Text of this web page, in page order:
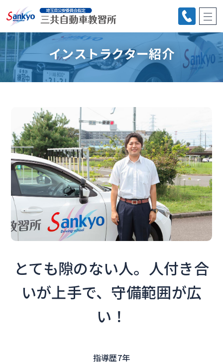
インストラクター紹介
とても隙のない人。人付き合
いが上手で、守備範囲が広
い！
指導歴7年